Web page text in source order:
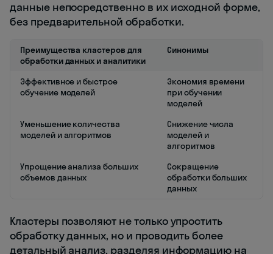
данные непосредственно в их исходной форме,
без предварительной обработки.
Преимущества кластеров для
обработки данных и аналитики
Синонимы
Эффективное и быстрое
обучение моделей
Экономия времени
при обучении
моделей
Уменьшение количества
моделей и алгоритмов
Снижение числа
моделей и
алгоритмов
Упрощение анализа больших
объемов данных
Сокращение
обработки больших
данных
Кластеры позволяют не только упростить
обработку данных, но и проводить более
детальный анализ, разделяя информацию на